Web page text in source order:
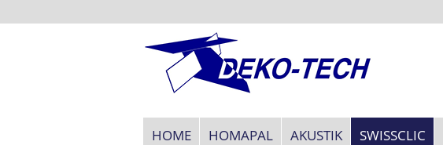
HOME HOMAPAL AKUSTIK SWISSCLIC